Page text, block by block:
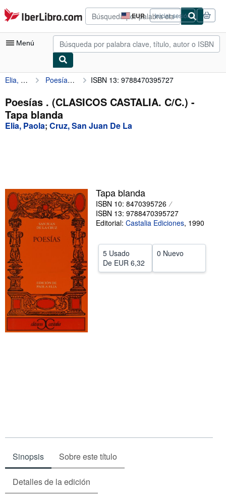
Pasar al contenido principal
IberLibro.com EUR
Preferencias
de
compra
del
Iniciar sesión
Menú
Mi cuenta
Consultar mis pedidos
Búsqueda avanzada
Vendedores
Comenzar a vender
Ayuda
Elia, Paola Poesías . (CLASICOS CASTALIA. C/C.) ISBN 13: 9788470395727
Poesías . (CLASICOS CASTALIA. C/C.) -
Tapa blanda
Elia, Paola; Cruz, San Juan De La
Tapa blanda
ISBN 10: 8470395726
ISBN 13: 9788470395727
Editorial: Castalia Ediciones, 1990
5 Usado
De EUR 6,32
0 Nuevo
Sinopsis Sobre este título
Detalles de la edición